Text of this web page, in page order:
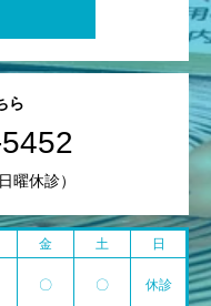
ら
曜休診）
金 土
日
〇 〇 休診